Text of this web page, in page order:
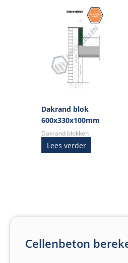
Dakrand blok
600x330x100mm
Dakrand blokken
Lees verder
Cellenbeton